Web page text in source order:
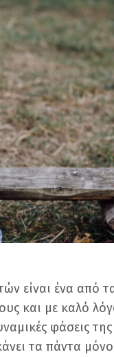
είναι ένα από
και με καλό
φάσεις
τα πάντα